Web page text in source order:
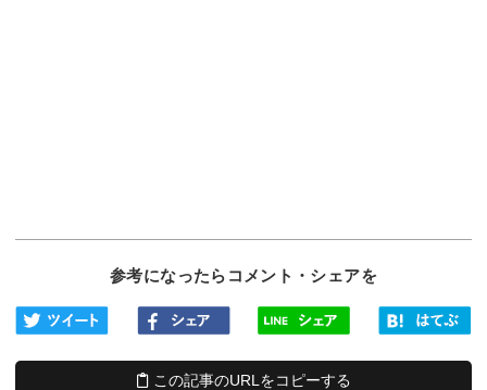
参考になったらコメント・シェアを
この記事のURLをコピーする